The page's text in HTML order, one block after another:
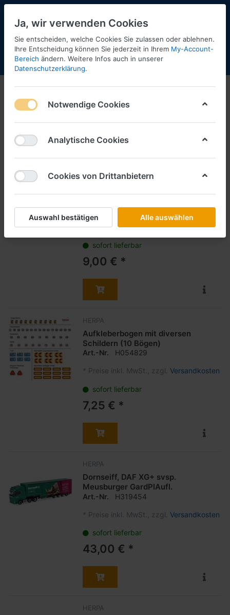
Menü Anmelden Shopaktualisierung
Herpa-Neuheiten
1-12 von 32
Filtern Sortieren
HERPA
Art.-Nr. H053884003
* Preise inkl. MwSt., zzgl.Versandkosten
sofort lieferbar
9,00 € *
HERPA
Aufkleberbogen mit diversen
Schildern (10 Bögen)
Art.-Nr. H054829
* Preise inkl. MwSt., zzgl. Versandkosten
sofort lieferbar
7,25 € *
HERPA
Dornseiff, DAF XG+ svsp.
Meusburger GardPlAufl.
Art.-Nr. H319454
* Preise inkl. MwSt., zzgl. Versandkosten
sofort lieferbar
43,00 € *
HERPA
Ja, wir verwenden Cookies
Sie entscheiden, welche Cookies Sie zulassen oder ablehnen.
Ihre Entscheidung können Sie jederzeit in Ihrem My-Account-
Bereich ändern. Weitere Infos auch in unserer
Datenschutzerklärung.
Notwendige Cookies
Analytische Cookies
Cookies von Drittanbietern
Auswahl bestätigen Alle auswählen